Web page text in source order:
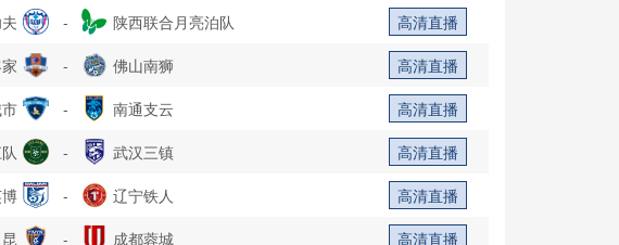
- 陕西联合月亮泊队
高清直播
- 佛山南狮
高清直播
- 南通支云
高清直播
- 武汉三镇
高清直播
- 辽宁铁人
高清直播
- 成都蓉城 高清直播